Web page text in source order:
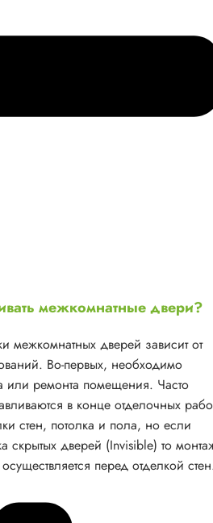
межкомнатные двери?
межкомнатных дверей зависит от
Во-первых, необходимо
или ремонта помещения. Часто
в конце отделочных
стен, потолка и пола, но если
скрытых дверей (Invisible) то
перед отделкой